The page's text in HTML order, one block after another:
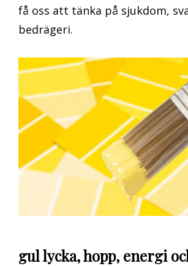
få oss att tänka på sjukdom,
bedrägeri.
gul lycka, hopp, energi